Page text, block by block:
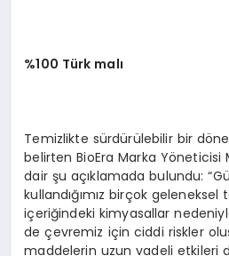
%100 Türk malı
Temizlikte sürdürülebilir bir
belirten BioEra Marka Yöneticisi
dair şu açıklamada bulundu:
kullandığımız birçok
içeriğindeki kimyasallar
de çevremiz için ciddi riskler
maddelerin uzun vadeli etkileri